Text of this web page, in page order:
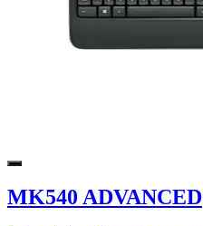
MK540 ADVANCED